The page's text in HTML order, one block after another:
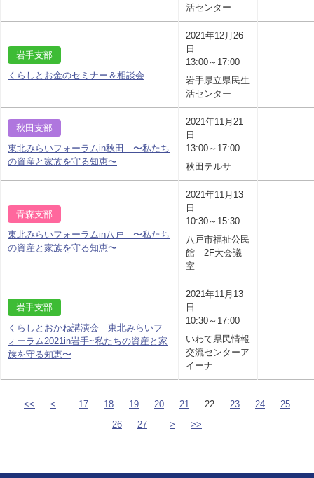
活センター
岩手支部
くらしとお金のセミナー＆相談会
2021年12月26
日
13:00～17:00
岩手県立県民生
活センター
秋田支部
東北みらいフォーラムin秋田 〜私たち
の資産と家族を守る知恵〜
2021年11月21
日
13:00～17:00
秋田テルサ
青森支部
東北みらいフォーラムin八戸 〜私たち
の資産と家族を守る知恵〜
2021年11月13
日
10:30～15:30
八戸市福祉公民
館 2F大会議
室
岩手支部
くらしとおかね講演会 東北みらいフ
ォーラム2021in岩手~私たちの資産と家
族を守る知恵〜
2021年11月13
日
10:30～17:00
いわて県民情報
交流センターア
イーナ
<< < 17 18 19 20 21 22 23 24
25
26
27 > >>